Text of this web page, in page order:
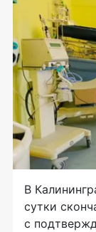
В
сутки
с